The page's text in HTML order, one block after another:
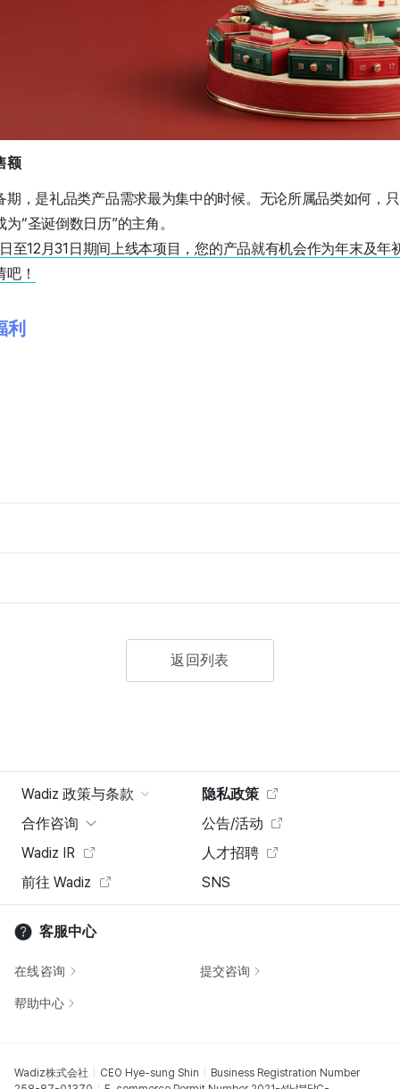
额
期，是礼品类产品需求最为集中的时候。无论所属品类如何，
“圣诞倒数日历”的主角。
至12月31日期间上线本项目，您的产品就有机会作为年末及年
！
利
返回列表
Wadiz 政策与条款
隐私政策
合作咨询
公告/活动
Wadiz IR
人才招聘
前往 Wadiz
SNS
客服中心
在线咨询 提交咨询
帮助中心
Wadiz株式会社 CEO Hye-sung Shin
Business Registration Number